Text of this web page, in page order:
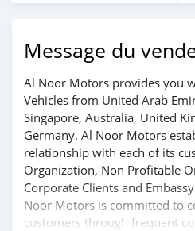
Message du
Al Noor Motors provides you
Vehicles from United Arab
Singapore, Australia, United
Germany. Al Noor Motors
relationship with each of its
Organization, Non Profitable
Corporate Clients and
Noor Motors is committed to
customers through frequent